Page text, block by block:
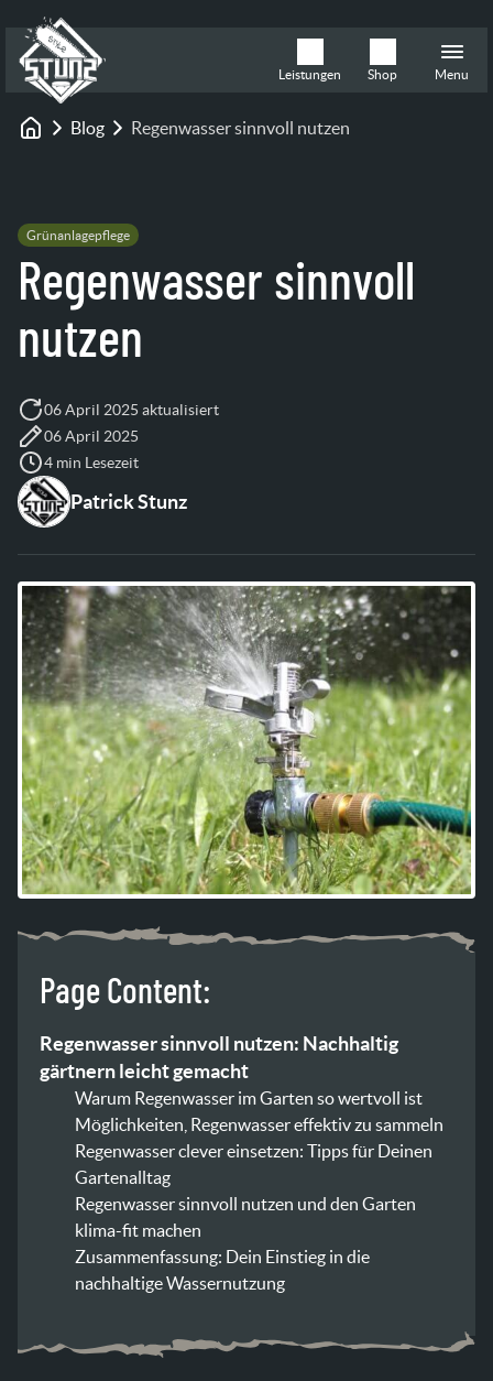
Leistungen Shop Menu
Startseite
Blog Regenwasser sinnvoll nutzen
Grünanlagepflege
Regenwasser sinnvoll
nutzen
06 April 2025 aktualisiert
06 April 2025
4 min Lesezeit
Patrick Stunz
Page Content:
Regenwasser sinnvoll nutzen: Nachhaltig
gärtnern leicht gemacht
Warum Regenwasser im Garten so wertvoll ist
Möglichkeiten, Regenwasser effektiv zu sammeln
Regenwasser clever einsetzen: Tipps für Deinen
Gartenalltag
Regenwasser sinnvoll nutzen und den Garten
klima-fit machen
Zusammenfassung: Dein Einstieg in die
nachhaltige Wassernutzung